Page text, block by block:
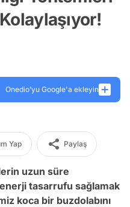
Onedio’yu Google'a ekleyin
Yap Paylaş
uzun süre
tasarrufu sağlamak
koca bir buzdolabını